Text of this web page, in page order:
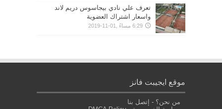
تعرف علي نادي بيجاسوس دريم لاند
واسعار اشتراك العضوية
6:29 مساءً ,01-11-2019
موقع ايجيبت فانز
من نحن؟ - إتصل بنا